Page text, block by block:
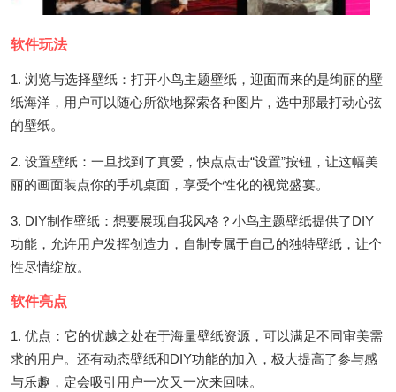
软件玩法
1. 浏览与选择壁纸：打开小鸟主题壁纸，迎面而来的是绚丽的壁
纸海洋，用户可以随心所欲地探索各种图片，选中那最打动心弦
的壁纸。
2. 设置壁纸：一旦找到了真爱，快点点击“设置”按钮，让这幅美
丽的画面装点你的手机桌面，享受个性化的视觉盛宴。
3. DIY制作壁纸：想要展现自我风格？小鸟主题壁纸提供了DIY
功能，允许用户发挥创造力，自制专属于自己的独特壁纸，让个
性尽情绽放。
软件亮点
1. 优点：它的优越之处在于海量壁纸资源，可以满足不同审美需
求的用户。还有动态壁纸和DIY功能的加入，极大提高了参与感
与乐趣，定会吸引用户一次又一次来回味。